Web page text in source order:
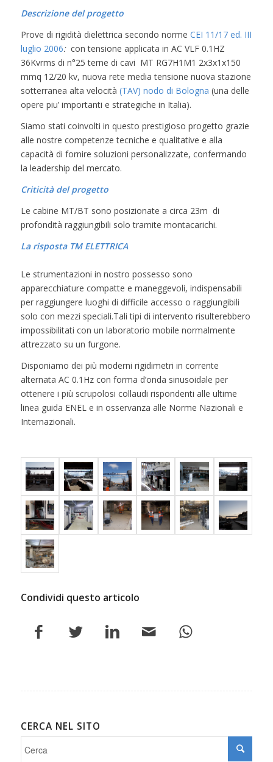
Descrizione del progetto
Prove di rigidità dielettrica secondo norme CEI 11/17 ed. III
luglio 2006: con tensione applicata in AC VLF 0.1HZ
36Kvrms di n°25 terne di cavi MT RG7H1M1 2x3x1x150
mmq 12/20 kv, nuova rete media tensione nuova stazione
sotterranea alta velocità (TAV) nodo di Bologna (una delle
opere piu’ importanti e strategiche in Italia).
Siamo stati coinvolti in questo prestigioso progetto grazie
alle nostre competenze tecniche e qualitative e alla
capacità di fornire soluzioni personalizzate, confermando
la leadership del mercato.
Criticità del progetto
Le cabine MT/BT sono posizionate a circa 23m di
profondità raggiungibili solo tramite montacarichi.
La risposta TM ELETTRICA
Le strumentazioni in nostro possesso sono
apparecchiature compatte e maneggevoli, indispensabili
per raggiungere luoghi di difficile accesso o raggiungibili
solo con mezzi speciali.Tali tipi di intervento risulterebbero
impossibilitati con un laboratorio mobile normalmente
attrezzato su un furgone.
Disponiamo dei più moderni rigidimetri in corrente
alternata AC 0.1Hz con forma d’onda sinusoidale per
ottenere i più scrupolosi collaudi rispondenti alle ultime
linea guida ENEL e in osservanza alle Norme Nazionali e
Internazionali.
Condividi questo articolo
CERCA NEL SITO